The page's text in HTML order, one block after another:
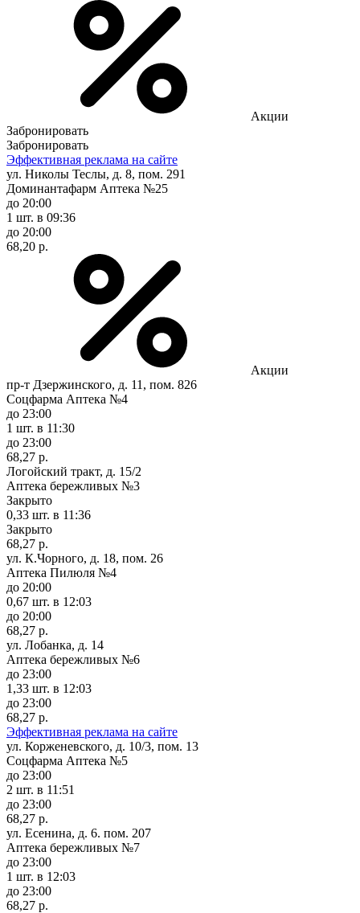
Акции
Забронировать
Забронировать
Эффективная реклама на сайте
ул. Николы Теслы, д. 8, пом. 291
Доминантафарм Аптека №25
до 20:00
1 шт. в 09:36
до 20:00
68,20 р.
Акции
пр-т Дзержинского, д. 11, пом. 826
Соцфарма Аптека №4
до 23:00
1 шт. в 11:30
до 23:00
68,27 р.
Логойский тракт, д. 15/2
Аптека бережливых №3
Закрыто
0,33 шт. в 11:36
Закрыто
68,27 р.
ул. К.Чорного, д. 18, пом. 26
Аптека Пилюля №4
до 20:00
0,67 шт. в 12:03
до 20:00
68,27 р.
ул. Лобанка, д. 14
Аптека бережливых №6
до 23:00
1,33 шт. в 12:03
до 23:00
68,27 р.
Эффективная реклама на сайте
ул. Корженевского, д. 10/3, пом. 13
Соцфарма Аптека №5
до 23:00
2 шт. в 11:51
до 23:00
68,27 р.
ул. Есенина, д. 6. пом. 207
Аптека бережливых №7
до 23:00
1 шт. в 12:03
до 23:00
68,27 р.